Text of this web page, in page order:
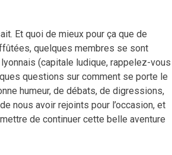
Et quoi de mieux pour ça que de
quelques membres se sont
(capitale ludique, rappelez-vous
questions sur comment se porte le
humeur, de débats, de digressions,
nous avoir rejoints pour l’occasion, et
de continuer cette belle aventure